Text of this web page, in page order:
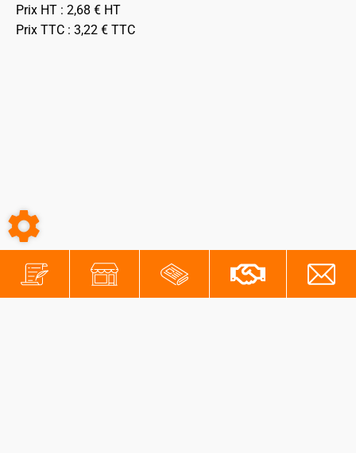
Prix HT : 2,68 € HT
Prix TTC : 3,22 € TTC